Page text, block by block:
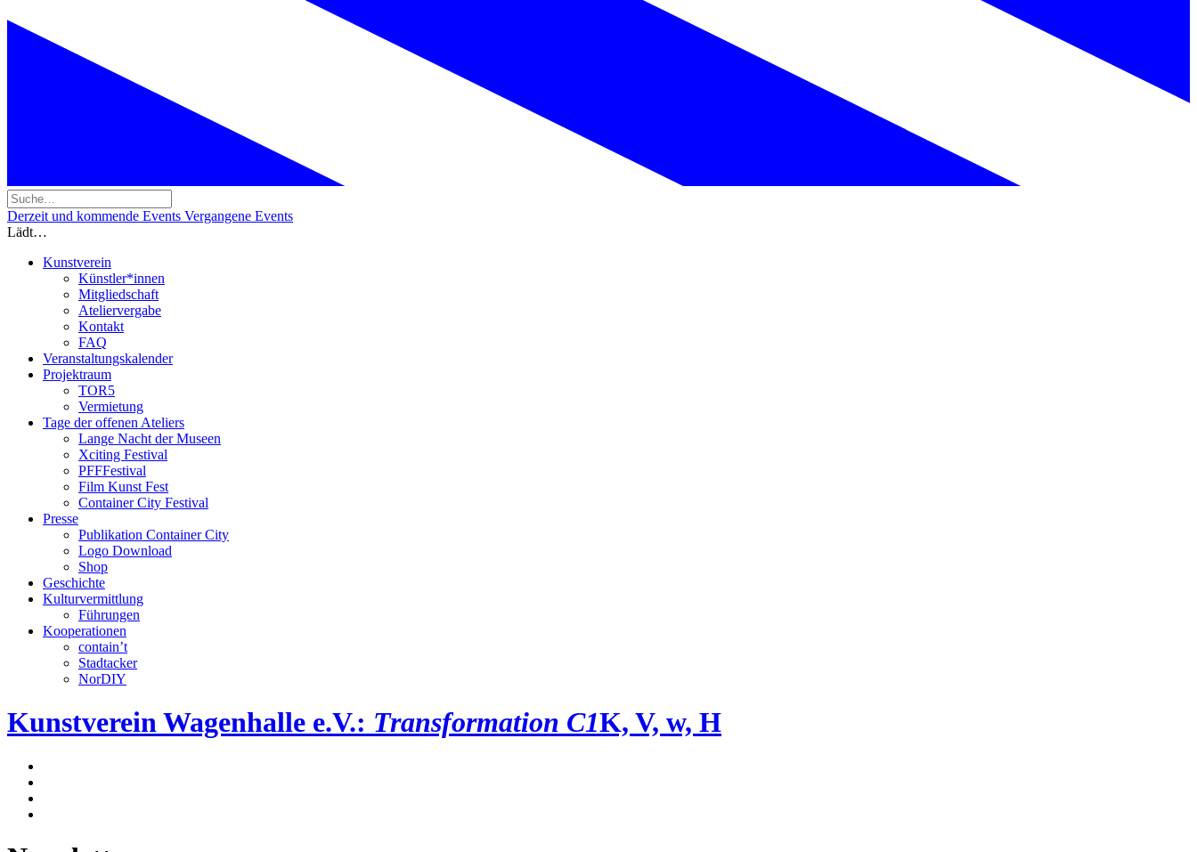
Derzeit und kommende Events Vergangene Events
Lädt…
Kunstverein
Künstler*innen
Mitgliedschaft
Ateliervergabe
Kontakt
FAQ
Veranstaltungskalender
Projektraum
TOR5
Vermietung
Tage der offenen Ateliers
Lange Nacht der Museen
Xciting Festival
PFFFestival
Film Kunst Fest
Container City Festival
Presse
Publikation Container City
Logo Download
Shop
Geschichte
Kulturvermittlung
Führungen
Kooperationen
contain’t
Stadtacker
NorDIY
Kunstverein Wagenhalle e.V.: Transformation C1K, V, w, H